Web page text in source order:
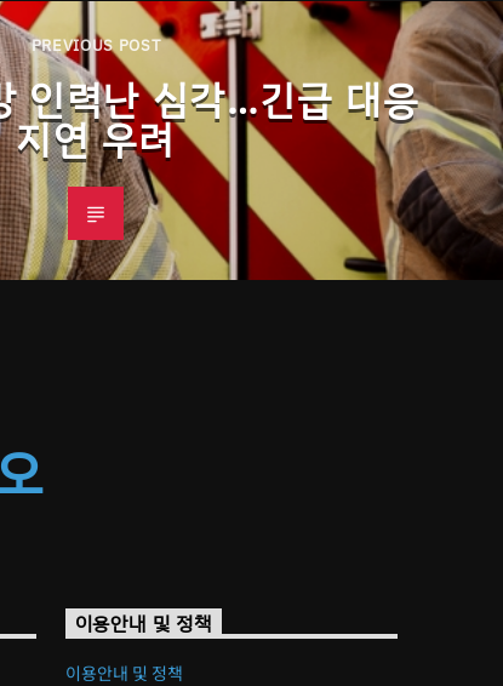
PREVIOUS POST
인력난 심각…긴급 대응
지연 우려
이용안내 및 정책
이용안내 및 정책